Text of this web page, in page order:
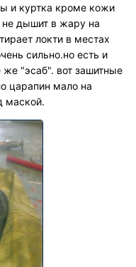
и куртка кроме кожи
не дышит в жару на
локти в местах
сильно.но есть и
"эсаб". вот зашитные
царапин мало на
маской.